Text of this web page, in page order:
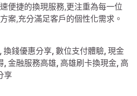
便捷的換現服務,更注重為每一位
案,充分滿足客戶的個性化需求。
, 換錢優惠分享, 數位支付體驗, 現金
, 金融服務高雄, 高雄刷卡換現金, 高
享